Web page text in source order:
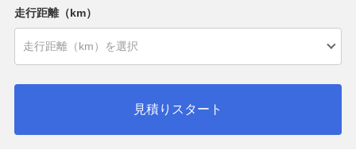
走行距離（km）
見積りスタート